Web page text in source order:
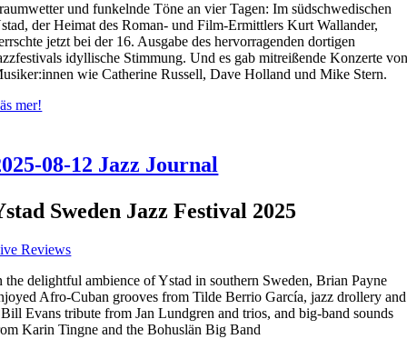
und funkelnde Töne an vier Tagen: Im südschwedischen
der Heimat des Roman- und Film-Ermittlers Kurt Wallander,
jetzt bei der 16. Ausgabe des hervorragenden dortigen
idyllische Stimmung. Und es gab mitreißende Konzerte
wie Catherine Russell, Dave Holland und Mike Stern.
mer!
08-12 Jazz Journal
Sweden Jazz Festival 2025
Reviews
the delightful ambience of Ystad in southern Sweden, Brian Payne
Afro-Cuban grooves from Tilde Berrio García, jazz drollery and
Evans tribute from Jan Lundgren and trios, and big-band sounds
Karin Tingne and the Bohuslän Big Band